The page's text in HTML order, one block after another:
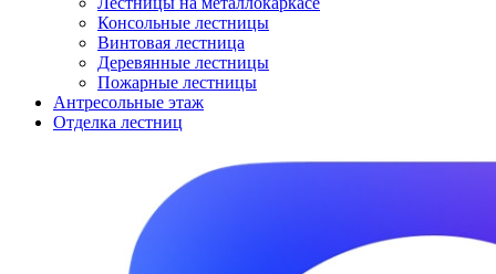
Консольные лестницы
Винтовая лестница
Деревянные лестницы
Пожарные лестницы
Антресольные этаж
Отделка лестниц